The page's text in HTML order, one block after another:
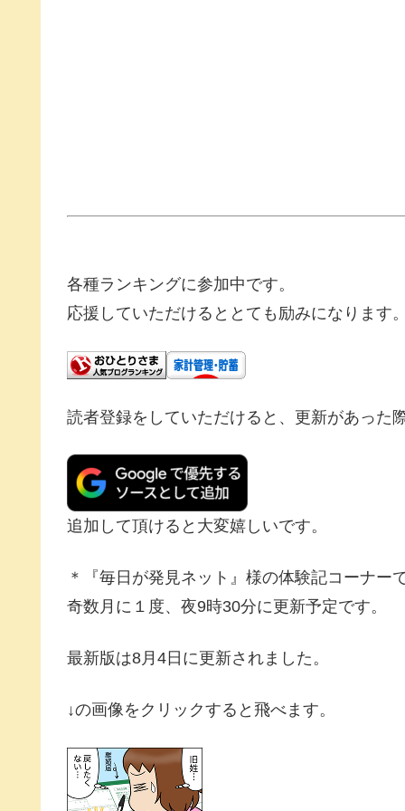
各種ランキングに参加中です。
応援していただけるととても励みになります
読者登録をしていただけると、更新があった
追加して頂けると大変嬉しいです。
＊『毎日が発見ネット』様の体験記コーナー
奇数月に１度、夜9時30分に更新予定です。
最新版は8月4日に更新されました。
↓の画像をクリックすると飛べます。